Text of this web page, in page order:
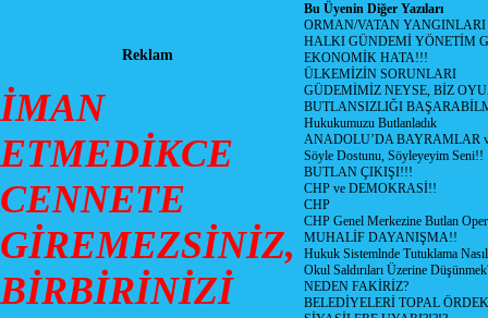
Reklam
İMAN
ETMEDİKCE
CENNETE
GİREMEZSİNİZ,
BİRBİRİNİZİ
Bu Üyenin Diğer Yazıları
ORMAN/VATAN
HALKI GÜNDEMİ YÖNETİM
EKONOMİK HATA!!!
ÜLKEMİZİN SORUNLARI
GÜDEMİMİZ NEYSE, BİZ
BUTLANSIZLIĞI
Hukukumuzu Butlanladık
ANADOLU’DA BAYRAMLAR
Söyle Dostunu, Söyleyeyim Seni!!
BUTLAN ÇIKIŞI!!!
CHP ve DEMOKRASİ!!
CHP
CHP Genel Merkezine Butlan
MUHALİF DAYANIŞMA!!
Hukuk Sistemlnde Tutuklama
Okul Saldırıları Üzerine
NEDEN FAKİRİZ?
BELEDİYELERİ TOPAL